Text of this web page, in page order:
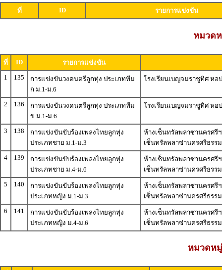
ที่ ID รายการแข่งขัน
หมวด
ที่ ID
รายการแข่งขัน
1
135
การแข่งขันวงดนตรีลูกทุ่ง ประเภททีม
ก ม.1-ม.6
โรงเรียนเบญจมราชูทิศ ห
2 136
การแข่งขันวงดนตรีลูกทุ่ง ประเภททีม
ข ม.1-ม.6
โรงเรียนเบญจมราชูทิศ ห
3 138
การแข่งขันขับร้องเพลงไทยลูกทุ่ง
ประเภทชาย ม.1-ม.3
ห้างเซ็นทรัลพลาซ่านครศรี
เซ็นทรัลพลาซ่านครศรีธรร
4
139
การแข่งขันขับร้องเพลงไทยลูกทุ่ง
ประเภทชาย ม.4-ม.6
ห้างเซ็นทรัลพลาซ่านครศรี
เซ็นทรัลพลาซ่านครศรีธรร
5
140
การแข่งขันขับร้องเพลงไทยลูกทุ่ง
ประเภทหญิง ม.1-ม.3
ห้างเซ็นทรัลพลาซ่านครศรี
เซ็นทรัลพลาซ่านครศรีธรร
6
141
การแข่งขันขับร้องเพลงไทยลูกทุ่ง
ประเภทหญิง ม.4-ม.6
ห้างเซ็นทรัลพลาซ่านครศรี
เซ็นทรัลพลาซ่านครศรีธรร
หมวดห